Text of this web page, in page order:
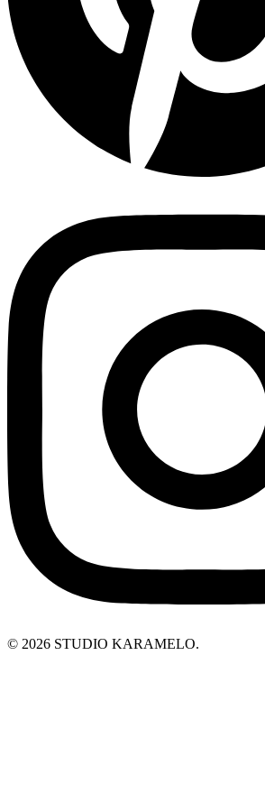
© 2026 STUDIO KARAMELO.